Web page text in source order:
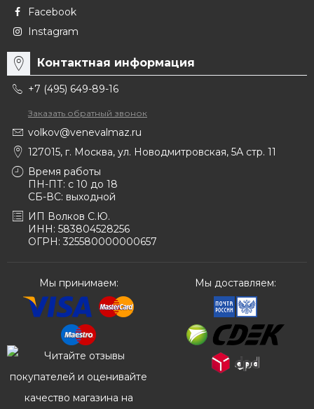
Facebook
Instagram
Контактная информация
+7 (495) 649-89-16
Заказать обратный звонок
volkov@venevalmaz.ru
127015, г. Москва, ул. Новодмитровская, 5А стр. 11
Время работы
ПН-ПТ: с 10 до 18
СБ-ВС: выходной
ИП Волков С.Ю.
ИНН: 583804528256
ОГРН: 325580000000657
Мы принимаем: Мы доставляем: